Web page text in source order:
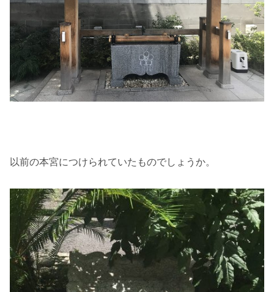
以前の本宮につけられていたものでしょうか。